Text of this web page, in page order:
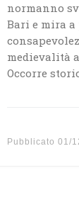
normanno
Bari e mira a
medievalità
Occorre
Pubblicato 01/